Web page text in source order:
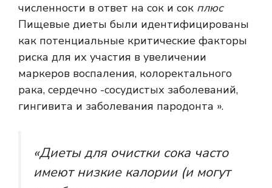
численности в ответ на сок и сок плюс
Пищевые диеты были идентифицированы
как потенциальные критические факторы
риска для их участия в увеличении
маркеров воспаления, колоректального
рака, сердечно -сосудистых заболеваний,
гингивита и заболевания пародонта ».
«Диеты для очистки сока часто
имеют низкие калории (и могут